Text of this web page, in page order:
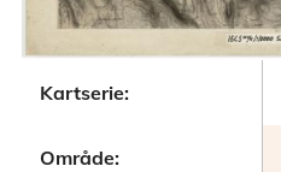
Kartserie:
Område: